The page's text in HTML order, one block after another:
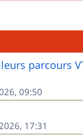
parcours
09:50
17:31